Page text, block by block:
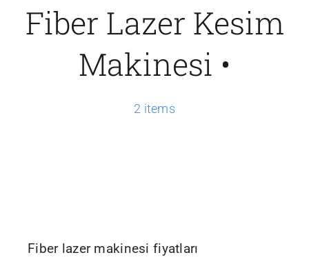
Ürünlerimiz
Fiber Lazer Kesim
Makinesi •
2 items
Fiber lazer makinesi fiyatları